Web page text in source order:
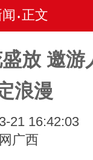
• 正文
放 邀游
浪漫
21 16:42:03
广西